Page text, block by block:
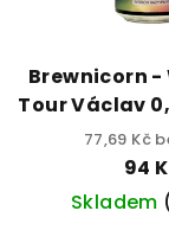
Brewnicorn -
Tour Václav
77,69 Kč
94
Skladem